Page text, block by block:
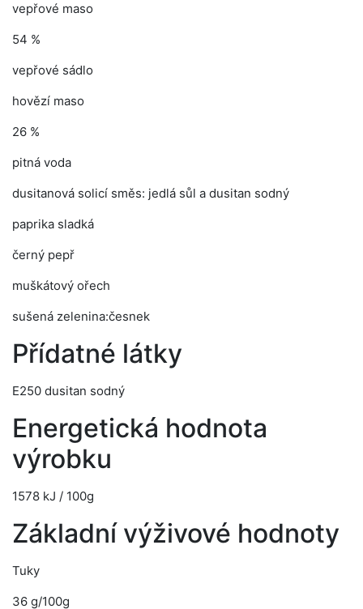
vepřové maso
54 %
vepřové sádlo
hovězí maso
26 %
pitná voda
dusitanová solicí směs: jedlá sůl a dusitan sodný
paprika sladká
černý pepř
muškátový ořech
sušená zelenina:česnek
Přídatné látky
E250 dusitan sodný
Energetická hodnota
výrobku
1578 kJ / 100g
Základní výživové hodnoty
Tuky
36 g/100g